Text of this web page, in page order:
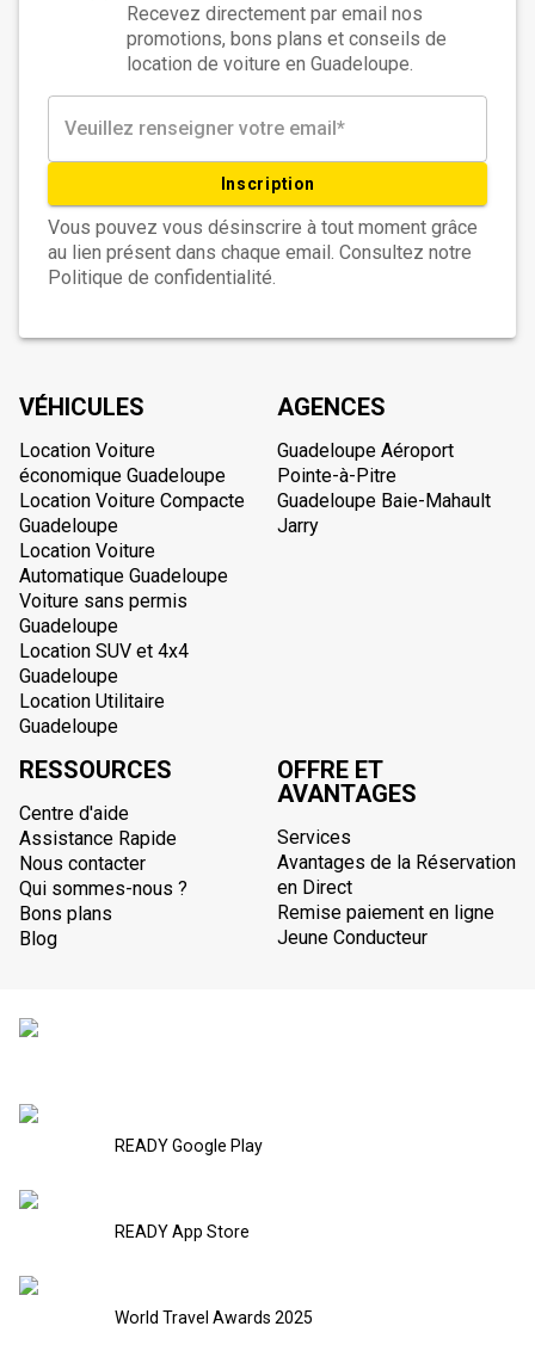
Recevez directement par email nos
promotions, bons plans et conseils de
location de voiture en Guadeloupe.
Inscription
Vous pouvez vous désinscrire à tout moment grâce
au lien présent dans chaque email. Consultez notre
Politique de confidentialité.
VÉHICULES
Location Voiture
économique Guadeloupe
Location Voiture Compacte
Guadeloupe
Location Voiture
Automatique Guadeloupe
Voiture sans permis
Guadeloupe
Location SUV et 4x4
Guadeloupe
Location Utilitaire
Guadeloupe
AGENCES
Guadeloupe Aéroport
Pointe-à-Pitre
Guadeloupe Baie-Mahault
Jarry
RESSOURCES
Centre d'aide
Assistance Rapide
Nous contacter
Qui sommes-nous ?
Bons plans
Blog
OFFRE ET
AVANTAGES
Services
Avantages de la Réservation
en Direct
Remise paiement en ligne
Jeune Conducteur
READY Google Play
READY App Store
World Travel Awards 2025